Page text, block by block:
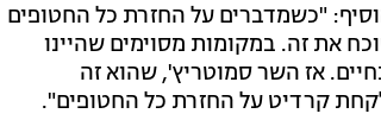
"כשמדברים על החזרת כל החטופים
לא שוכח את זה. במקומות מסוימים שהיינו
אז השר סמוטריץ', שהוא זה
קרדיט על החזרת כל החטופים".